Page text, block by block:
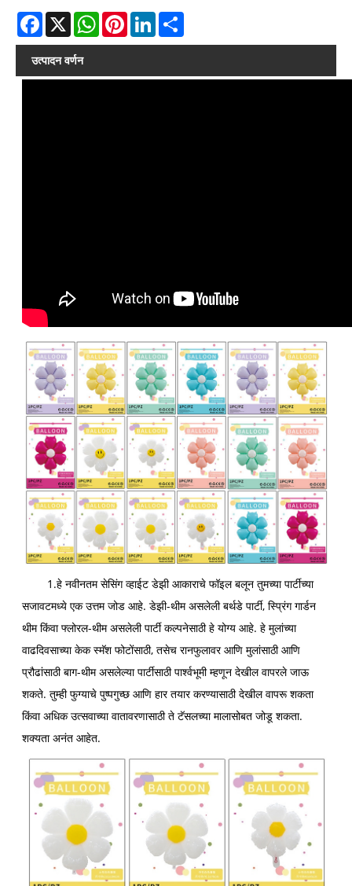
Facebook
X WhatsAppPinterestLinkedIn
उत्पादन वर्णन
1.हे नवीनतम सेसिंग व्हाईट डेझी आकाराचे फॉइल बलून तुमच्या पार्टीच्या
सजावटमध्ये एक उत्तम जोड आहे. डेझी-थीम असलेली बर्थडे पार्टी, स्प्रिंग गार्डन
थीम किंवा फ्लोरल-थीम असलेली पार्टी कल्पनेसाठी हे योग्य आहे. हे मुलांच्या
वाढदिवसाच्या केक स्मॅश फोटोंसाठी, तसेच रानफुलावर आणि मुलांसाठी आणि
प्रौढांसाठी बाग-थीम असलेल्या पार्टीसाठी पार्श्वभूमी म्हणून देखील वापरले जाऊ
शकते. तुम्ही फुग्याचे पुष्पगुच्छ आणि हार तयार करण्यासाठी देखील वापरू शकता
किंवा अधिक उत्सवाच्या वातावरणासाठी ते टॅसलच्या मालासोबत जोडू शकता.
शक्यता अनंत आहेत.